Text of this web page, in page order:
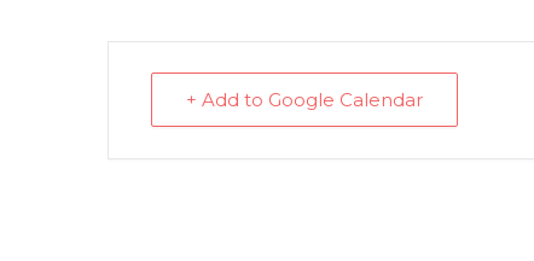
+ Add to Google Calendar